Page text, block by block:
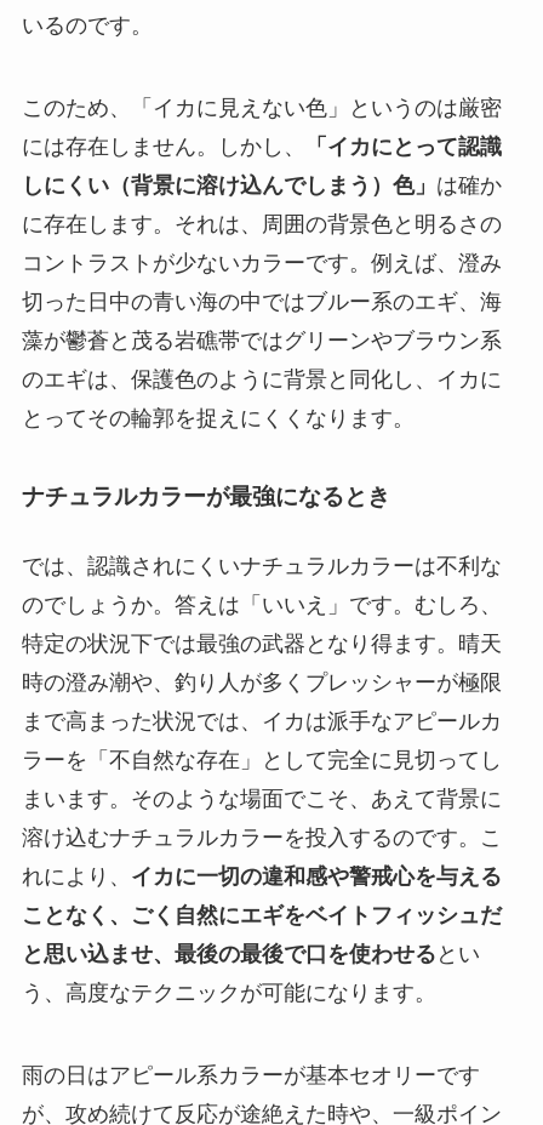
いるのです。
このため、「イカに見えない色」というのは厳密
には存在しません。しかし、
「イカにとって認識
しにくい（背景に溶け込んでしまう）色」 は確か
に存在します。それは、周囲の背景色と明るさの
コントラストが少ないカラーです。例えば、澄み
切った日中の青い海の中ではブルー系のエギ、海
藻が鬱蒼と茂る岩礁帯ではグリーンやブラウン系
のエギは、保護色のように背景と同化し、イカに
とってその輪郭を捉えにくくなります。
ナチュラルカラーが最強になるとき
では、認識されにくいナチュラルカラーは不利な
のでしょうか。答えは「いいえ」です。むしろ、
特定の状況下では最強の武器となり得ます。晴天
時の澄み潮や、釣り人が多くプレッシャーが極限
まで高まった状況では、イカは派手なアピールカ
ラーを「不自然な存在」として完全に見切ってし
まいます。そのような場面でこそ、あえて背景に
溶け込むナチュラルカラーを投入するのです。こ
れにより、 イカに一切の違和感や警戒心を与える
ことなく、ごく自然にエギをベイトフィッシュだ
と思い込ませ、最後の最後で口を使わせる とい
う、高度なテクニックが可能になります。
雨の日はアピール系カラーが基本セオリーです
が、攻め続けて反応が途絶えた時や、一級ポイン